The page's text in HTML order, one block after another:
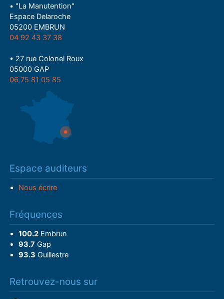
• "La Manutention"
Espace Delaroche
05200 EMBRUN
04 92 43 37 38
• 27 rue Colonel Roux
05000 GAP
06 75 81 05 85
Espace auditeurs
Nous écrire
Fréquences
100.2Embrun
93.7 Gap
93.3 Guillestre
Retrouvez-nous sur